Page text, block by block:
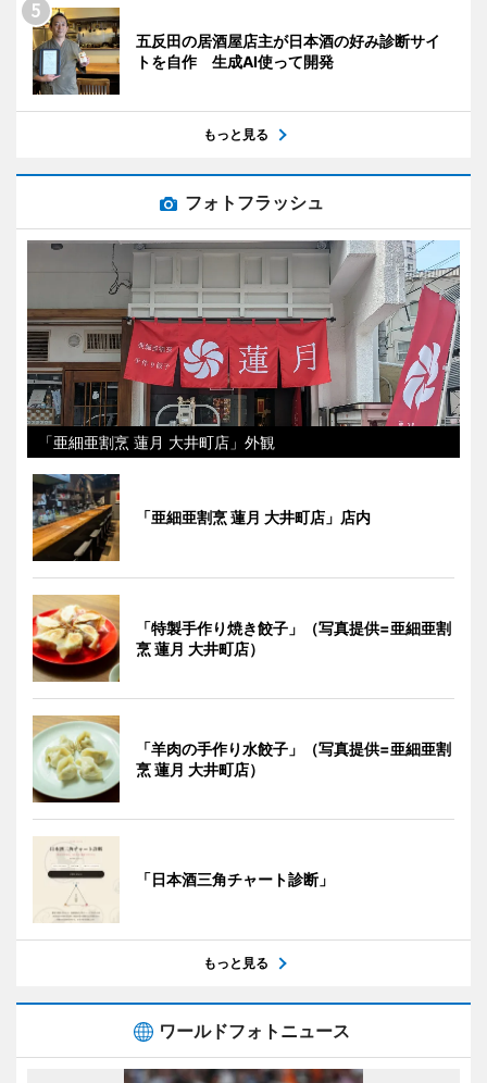
五反田の居酒屋店主が日本酒の好み診断サイ
トを自作 生成AI使って開発
もっと見る
フォトフラッシュ
「亜細亜割烹 蓮月 大井町店」外観
「亜細亜割烹 蓮月 大井町店」店内
「特製手作り焼き餃子」（写真提供=亜細亜割
烹 蓮月 大井町店）
「羊肉の手作り水餃子」（写真提供=亜細亜割
烹 蓮月 大井町店）
「日本酒三角チャート診断」
もっと見る
ワールドフォトニュース